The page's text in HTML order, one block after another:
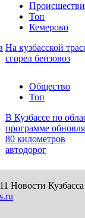
Топ
Кемерово
На кузбасской
сгорел бензовоз
Общество
Топ
В Кузбассе по
программе
80 километров
автодорог